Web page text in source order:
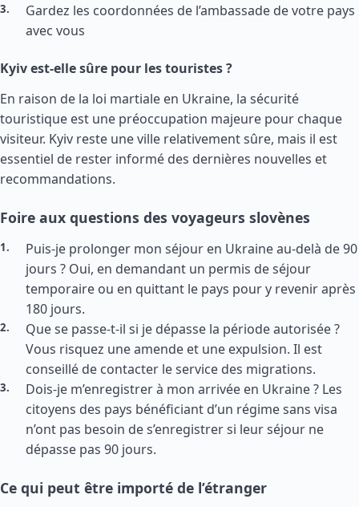
Gardez les coordonnées de l’ambassade de votre pays
avec vous
Kyiv est-elle sûre pour les touristes ?
En raison de la loi martiale en Ukraine, la sécurité
touristique est une préoccupation majeure pour chaque
visiteur. Kyiv reste une ville relativement sûre, mais il est
essentiel de rester informé des dernières nouvelles et
recommandations.
Foire aux questions des voyageurs slovènes
Puis-je prolonger mon séjour en Ukraine au-delà de 90
jours ? Oui, en demandant un permis de séjour
temporaire ou en quittant le pays pour y revenir après
180 jours.
Que se passe-t-il si je dépasse la période autorisée ?
Vous risquez une amende et une expulsion. Il est
conseillé de contacter le service des migrations.
Dois-je m’enregistrer à mon arrivée en Ukraine ? Les
citoyens des pays bénéficiant d’un régime sans visa
n’ont pas besoin de s’enregistrer si leur séjour ne
dépasse pas 90 jours.
Ce qui peut être importé de l’étranger